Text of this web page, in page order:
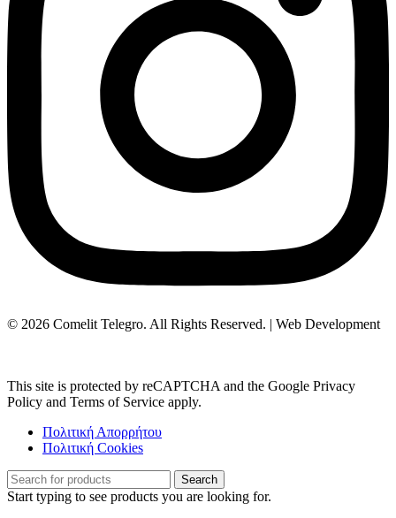
© 2026 Comelit Telegro. All Rights Reserved. | Web Development
This site is protected by reCAPTCHA and the Google Privacy
Policy and Terms of Service apply.
Πολιτική Απορρήτου
Πολιτική Cookies
Search
Start typing to see products you are looking for.